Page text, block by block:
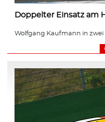
Doppelter Einsatz am
Wolfgang Kaufmann in zwei